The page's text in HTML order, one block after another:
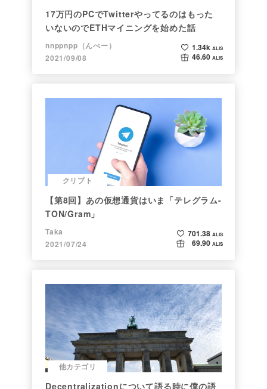
17万円のPCでTwitterやってるのはもった
いないのでETHマイニングを始めた話
nnppnpp（んぺー）
2021/09/08
1.34k ALIS
46.60 ALIS
クリプト
【第8回】あの仮想通貨はいま「テレグラム-
TON/Gram」
Taka
2021/07/24
701.38 ALIS
69.90 ALIS
他カテゴリ
Decentralizationについて語る時に僕の語